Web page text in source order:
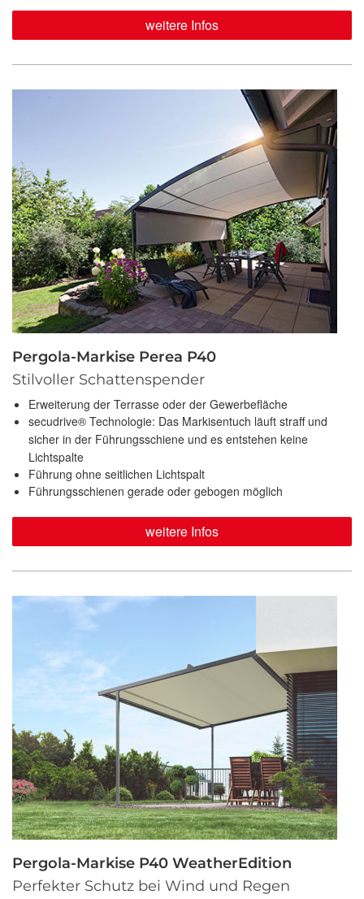
weitere Infos
Pergola-Markise Perea P40
Stilvoller Schattenspender
Erweiterung der Terrasse oder der Gewerbefläche
secudrive® Technologie: Das Markisentuch läuft straff und
sicher in der Führungsschiene und es entstehen keine
Lichtspalte
Führung ohne seitlichen Lichtspalt
Führungsschienen gerade oder gebogen möglich
weitere Infos
Pergola-Markise P40 WeatherEdition
Perfekter Schutz bei Wind und Regen